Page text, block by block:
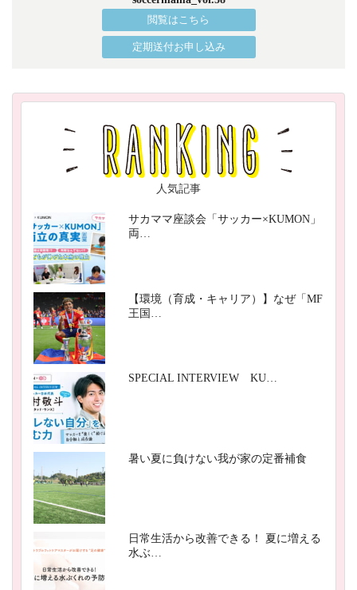
閲覧はこちら
定期送付お申し込み
人気記事
サカママ座談会「サッカー×KUMON」
両…
【環境（育成・キャリア）】なぜ「MF
王国…
SPECIAL INTERVIEW KU…
暑い夏に負けない我が家の定番補食
日常生活から改善できる！ 夏に増える
水ぶ…